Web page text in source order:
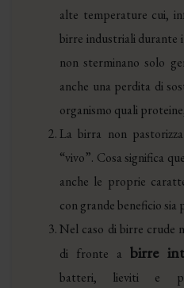
alte temperature cui,
birre industriali durante
non sterminano solo
anche una perdita di
organismo quali
La birra non
“vivo”. Cosa significa
anche le proprie
con grande beneficio sia
Nel caso di birre crude
di fronte a birre
batteri, lieviti e